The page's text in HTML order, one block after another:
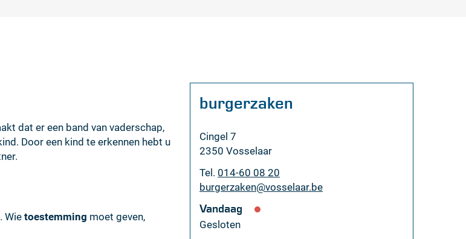
dat er een band van vaderschap,
Door een kind te erkennen hebt u
Wietoestemming moet geven,
Contact
burgerzaken
Adres
Cingel 7
,2350 Vosselaar
Tel. 014-60 08 20
E-
burgerzaken@vosselaar.be
Vandaag
Gesloten